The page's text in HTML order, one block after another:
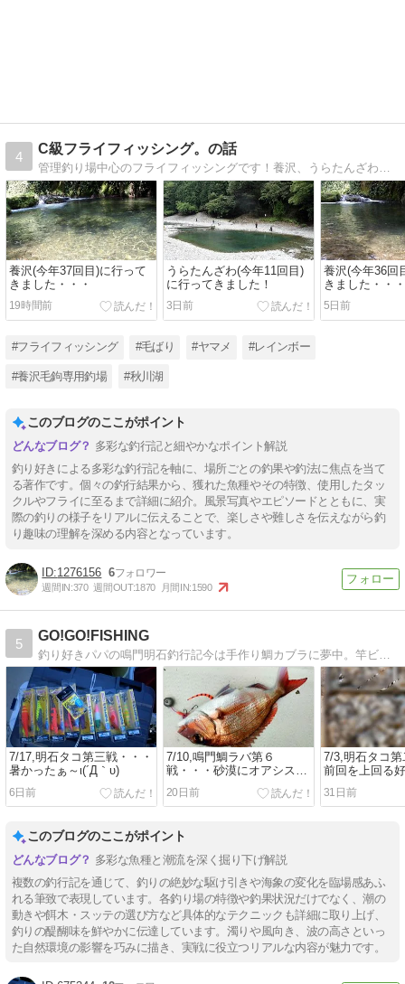
4
C級フライフィッシング。の話
養沢(今年37回目)に行って
きました・・・
19時間前
うらたんざわ(今年11回目)
に行ってきました！
3日前
養沢(今年36回
きました・・・
5日前
#フライフィッシング #毛ばり #ヤマメ #レインボー
#養沢毛鉤専用釣場 #秋川湖
このブログのここがポイント
多彩な釣行記と細やかなポイント解説
釣り好きによる多彩な釣行記を軸に、場所ごとの釣果や釣法に焦点を当て
る著作です。個々の釣行結果から、獲れた魚種やその特徴、使用したタッ
クルやフライに至るまで詳細に紹介。風景写真やエピソードとともに、実
際の釣りの様子をリアルに伝えることで、楽しさや難しさを伝えながら釣
り趣味の理解を深める内容となっています。
1276156 6
週間IN:370 週間OUT:1870 月間IN:1590
5
GO!GO!FISHING
釣り好きパパの鳴門明石釣行記今は手作り鯛カブラに夢中。竿ビシや手釣りで頑張ってます。
7/17,明石タコ第三戦・・・
暑かったぁ～ι(´Д｀υ)
6日前
7/10,鳴門鯛ラバ第６
戦・・・砂漠にオアシス的
一日だった
20日前
7/3,明石タコ
前回を上回る
31日前
このブログのここがポイント
多彩な魚種と潮流を深く掘り下げ解説
複数の釣行記を通じて、釣りの絶妙な駆け引きや海象の変化を臨場感あふ
れる筆致で表現しています。各釣り場の特徴や釣果状況だけでなく、潮の
動きや餌木・スッテの選び方など具体的なテクニックも詳細に取り上げ、
釣りの醍醐味を鮮やかに伝達しています。濁りや風向き、波の高さといっ
た自然環境の影響を巧みに描き、実戦に役立つリアルな内容が魅力です。